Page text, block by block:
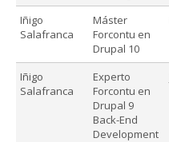
Iñigo
Salafranca
Máster
Forcontu en
Drupal 10
Iñigo
Salafranca
Experto
Forcontu en
Drupal 9
Back-End
Development